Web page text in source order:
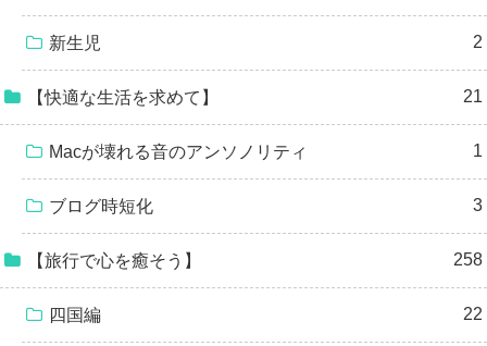
新生児 2
【快適な生活を求めて】 21
Macが壊れる音のアンソノリティ 1
ブログ時短化 3
【旅行で心を癒そう】 258
四国編 22